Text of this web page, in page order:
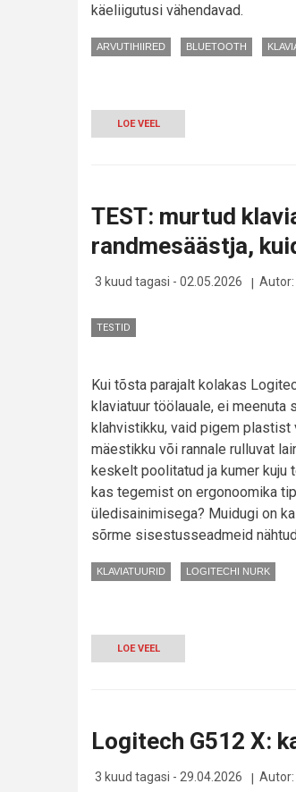
käeliigutusi vähendavad.
ARVUTIHIIRED BLUETOOTH
LOE VEEL-
LOGITECHI
PADJAD:
RANDMEVALU
LÕPUKS
TEST: murtud
randmesäästja,
3 kuud tagasi - 02.05.2026 Autor:
TESTID
Kui tõsta parajalt kolakas
klaviatuur töölauale, ei
klahvistikku, vaid pigem plastist
mäestikku või rannale rulluvat
keskelt poolitatud ja kumer kuju
kas tegemist on ergonoomika
üledisainimisega? Muidugi on
sõrme sisestusseadmeid
KLAVIATUURID LOGITECHI NURK
LOE VEEL-
TEST:
K860
RANDMESÄÄSTJA,
KUID
Logitech G512 X:
3 kuud tagasi - 29.04.2026 Autor: